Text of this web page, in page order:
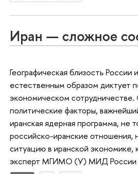
Иран — сложное
Географическая близость России
естественным образом диктует
экономическом сотрудничестве.
политические факторы,
иранская ядерная программа, не
российско-иранские отношения,
ситуацию в иранской экономике,
эксперт МГИМО (У) МИД России